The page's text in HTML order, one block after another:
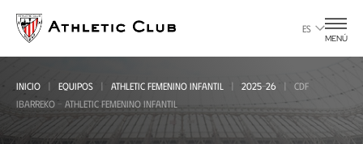
contenido
principal
ES
MENÚ
INICIO EQUIPOS ATHLETIC FEMENINO INFANTIL 2025-26
CDF
IBARREKO - ATHLETIC FEMENINO INFANTIL